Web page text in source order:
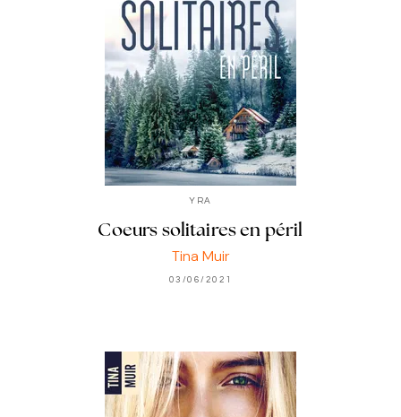
YRA
Coeurs solitaires en péril
Tina Muir
03/06/2021